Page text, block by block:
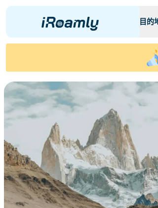
目的
區域 eSIMs